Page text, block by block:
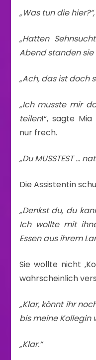
„Was tun die hier?“,
„Hatten
Abend standen sie
„Ach, das ist doch
„Ich musste mir
teilen!“, sagte
nur frech.
„Du MUSSTEST …
Die Assistentin
„Denkst du, du
Ich wollte mit
Essen aus ihrem
Sie wollte nicht
wahrscheinlich
„Klar, könnt ihr
bis meine Kollegin
„Klar.“